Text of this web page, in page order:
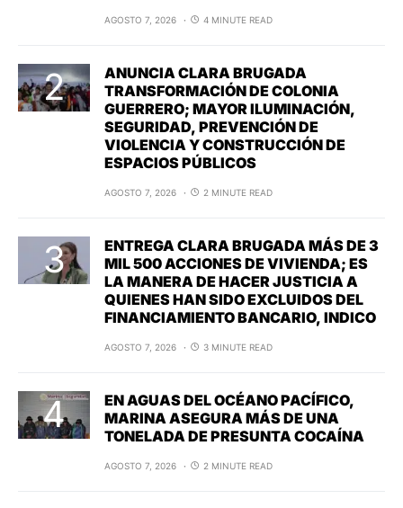
AGOSTO 7, 2026 4 MINUTE READ
ANUNCIA CLARA BRUGADA
TRANSFORMACIÓN DE COLONIA
GUERRERO; MAYOR ILUMINACIÓN,
SEGURIDAD, PREVENCIÓN DE
VIOLENCIA Y CONSTRUCCIÓN DE
ESPACIOS PÚBLICOS
AGOSTO 7, 2026 2 MINUTE READ
ENTREGA CLARA BRUGADA MÁS DE 3
MIL 500 ACCIONES DE VIVIENDA; ES
LA MANERA DE HACER JUSTICIA A
QUIENES HAN SIDO EXCLUIDOS DEL
FINANCIAMIENTO BANCARIO, INDICO
AGOSTO 7, 2026 3 MINUTE READ
EN AGUAS DEL OCÉANO PACÍFICO,
MARINA ASEGURA MÁS DE UNA
TONELADA DE PRESUNTA COCAÍNA
AGOSTO 7, 2026 2 MINUTE READ